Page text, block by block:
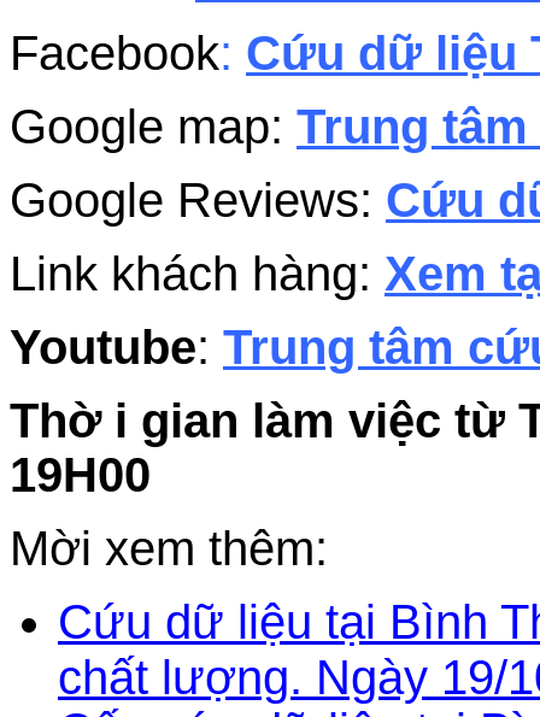
Facebook: Cứu dữ liệu
Google map: Trung
Google Reviews: Cứu
Link khách hàng: Xem
Youtube: Trung tâm
Thờ i gian làm việc từ
19H00
Mời xem thêm:
Cứu dữ liệu tại Bình
chất lượng. Ngày 19/